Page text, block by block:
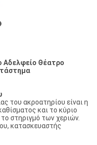
Αδελφείο Θέατρο
του ακροατηρίου είναι η
και το κύριο
στηριγμό των χεριών.
κατασκευαστής